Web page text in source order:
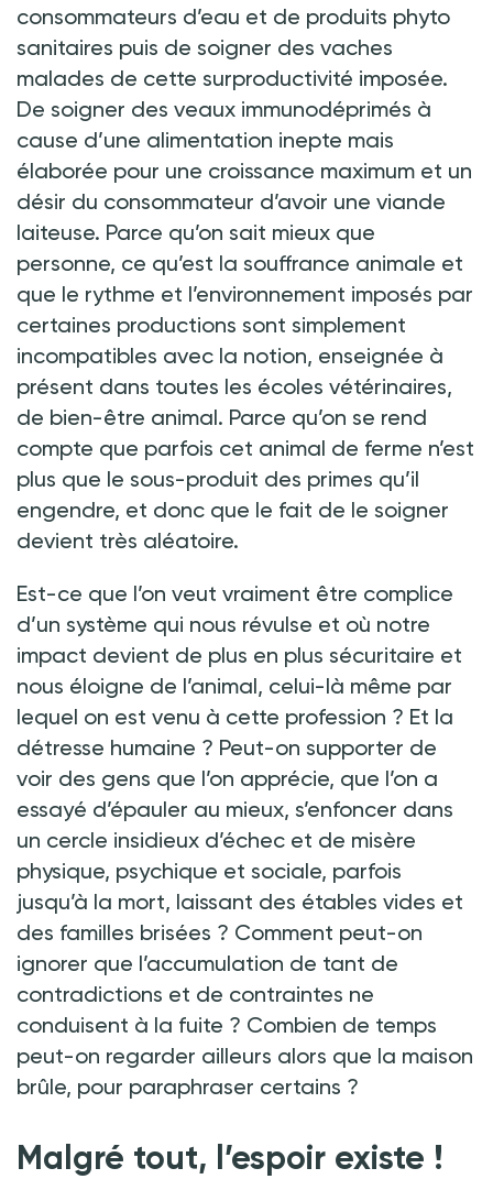
consommateurs d’eau et de produits phyto
sanitaires puis de soigner des vaches
malades de cette surproductivité imposée.
De soigner des veaux immunodéprimés à
cause d’une alimentation inepte mais
élaborée pour une croissance maximum et un
désir du consommateur d’avoir une viande
laiteuse. Parce qu’on sait mieux que
personne, ce qu’est la souffrance animale et
que le rythme et l’environnement imposés par
certaines productions sont simplement
incompatibles avec la notion, enseignée à
présent dans toutes les écoles vétérinaires,
de bien-être animal. Parce qu’on se rend
compte que parfois cet animal de ferme n’est
plus que le sous-produit des primes qu’il
engendre, et donc que le fait de le soigner
devient très aléatoire.
Est-ce que l’on veut vraiment être complice
d’un système qui nous révulse et où notre
impact devient de plus en plus sécuritaire et
nous éloigne de l’animal, celui-là même par
lequel on est venu à cette profession ? Et la
détresse humaine ? Peut-on supporter de
voir des gens que l’on apprécie, que l’on a
essayé d’épauler au mieux, s’enfoncer dans
un cercle insidieux d’échec et de misère
physique, psychique et sociale, parfois
jusqu’à la mort, laissant des étables vides et
des familles brisées ? Comment peut-on
ignorer que l’accumulation de tant de
contradictions et de contraintes ne
conduisent à la fuite ? Combien de temps
peut-on regarder ailleurs alors que la maison
brûle, pour paraphraser certains ?
Malgré tout, l’espoir existe !